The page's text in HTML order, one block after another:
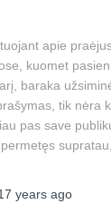
apie
kuomet
baraka
tik nėra
pas save
years ago